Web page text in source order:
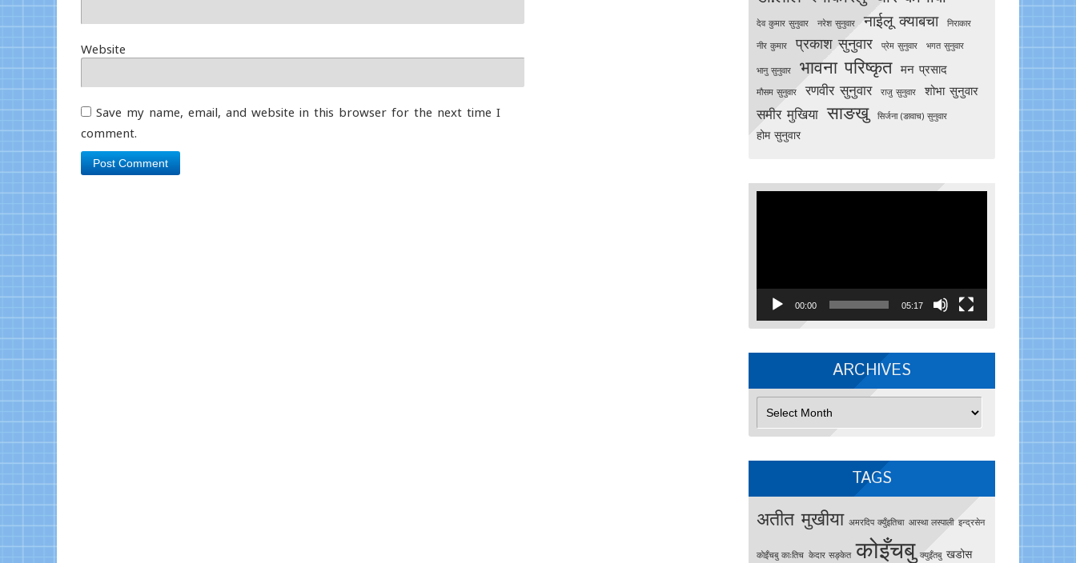
Website
Save my name, email, and website in this browser for the next time I
comment.
देव कुमार सुनुवार नरेश सुनुवार नाईलू क्याबचा
निराकार
नीर कुमार
प्रकाश सुनुवार प्रेम सुनुवार भगत सुनुवार
भानु सुनुवार भावना परिष्कृत मन प्रसाद
मौसम सुनुवार रणवीर सुनुवार राजु सुनुवार शोभा सुनुवार
समीर मुखिया साङखु सिर्जना (ङावाच) सुनुवार
होम सुनुवार
00:00 05:17
ARCHIVES
Archives
TAGS
अतीत मुखीया अमरदिप क्युँइतिचा आस्था लस्पाली इन्द्रसेन
काेइँचबु काःतिच केदार सङ्केत कोइँचबु क्युइँतबु खडोस